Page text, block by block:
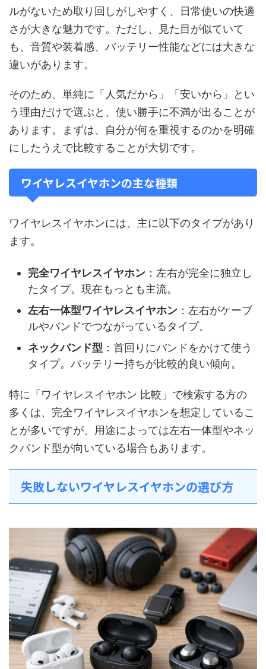
ルがないため取り回しがしやすく、日常使いの快適
さが大きな魅力です。ただし、見た目が似ていて
も、音質や装着感、バッテリー性能などには大きな
違いがあります。
そのため、単純に「人気だから」「安いから」とい
う理由だけで選ぶと、使い勝手に不満が出ることが
あります。まずは、自分が何を重視するのかを明確
にしたうえで比較することが大切です。
ワイヤレスイヤホンの主な種類
ワイヤレスイヤホンには、主に以下のタイプがあり
ます。
完全ワイヤレスイヤホン ：左右が完全に独立し
たタイプ。現在もっとも主流。
左右一体型ワイヤレスイヤホン ：左右がケーブ
ルやバンドでつながっているタイプ。
ネックバンド型 ：首回りにバンドをかけて使う
タイプ。バッテリー持ちが比較的良い傾向。
特に「ワイヤレスイヤホン 比較」で検索する方の
多くは、完全ワイヤレスイヤホンを想定しているこ
とが多いですが、用途によっては左右一体型やネッ
クバンド型が向いている場合もあります。
失敗しないワイヤレスイヤホンの選び方